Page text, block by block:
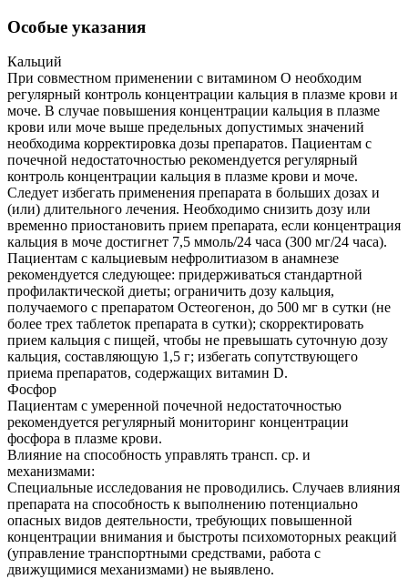
Особые указания
Кальций
При совместном применении с витамином О необходим
регулярный контроль концентрации кальция в плазме крови и
моче. В случае повышения концентрации кальция в плазме
крови или моче выше предельных допустимых значений
необходима корректировка дозы препаратов. Пациентам с
почечной недостаточностью рекомендуется регулярный
контроль концентрации кальция в плазме крови и моче.
Следует избегать применения препарата в больших дозах и
(или) длительного лечения. Необходимо снизить дозу или
временно приостановить прием препарата, если концентрация
кальция в моче достигнет 7,5 ммоль/24 часа (300 мг/24 часа).
Пациентам с кальциевым нефролитиазом в анамнезе
рекомендуется следующее: придерживаться стандартной
профилактической диеты; ограничить дозу кальция,
получаемого с препаратом Остеогенон, до 500 мг в сутки (не
более трех таблеток препарата в сутки); скорректировать
прием кальция с пищей, чтобы не превышать суточную дозу
кальция, составляющую 1,5 г; избегать сопутствующего
приема препаратов, содержащих витамин D.
Фосфор
Пациентам с умеренной почечной недостаточностью
рекомендуется регулярный мониторинг концентрации
фосфора в плазме крови.
Влияние на способность управлять трансп. ср. и
механизмами:
Специальные исследования не проводились. Случаев влияния
препарата на способность к выполнению потенциально
опасных видов деятельности, требующих повышенной
концентрации внимания и быстроты психомоторных реакций
(управление транспортными средствами, работа с
движущимися механизмами) не выявлено.